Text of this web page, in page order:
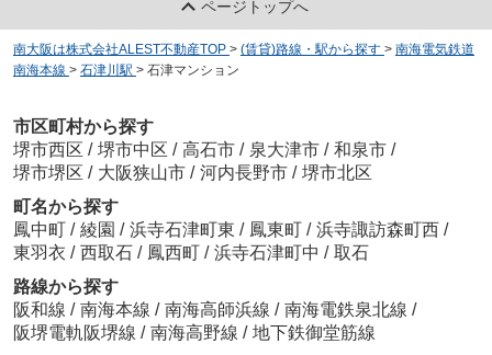
ページトップへ
南大阪は株式会社ALEST不動産TOP > (賃貸)路線・駅から探す > 南海電気鉄道
南海本線 > 石津川駅 > 石津マンション
市区町村から探す
堺市西区 / 堺市中区 / 高石市 / 泉大津市 / 和泉市 /
堺市堺区 / 大阪狭山市 / 河内長野市 / 堺市北区
町名から探す
鳳中町 / 綾園 / 浜寺石津町東 / 鳳東町 / 浜寺諏訪森町西 /
東羽衣 / 西取石 / 鳳西町 / 浜寺石津町中 / 取石
路線から探す
阪和線 / 南海本線 / 南海高師浜線 / 南海電鉄泉北線 /
阪堺電軌阪堺線 / 南海高野線 / 地下鉄御堂筋線